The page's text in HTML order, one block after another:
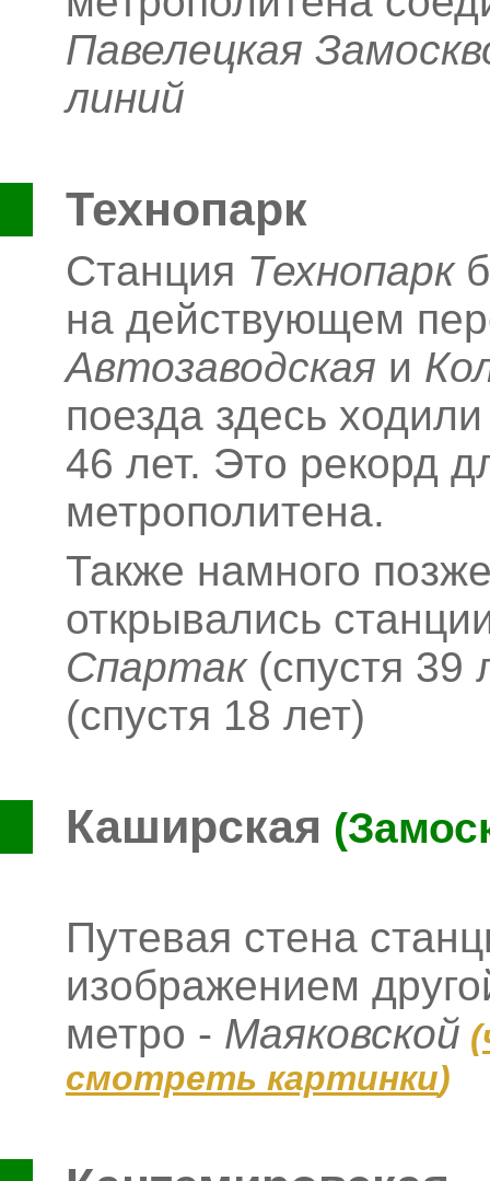
Павелецкая
линий
Технопарк
Станция Технопарк
на действующем
Автозаводская и
поезда здесь
46 лет. Это рекорд
метрополитена.
Также намного
открывались
Спартак(спустя 39
(спустя 18 лет)
Каширская
Путевая стена
изображением
метро - Маяковской (
смотреть картинки)